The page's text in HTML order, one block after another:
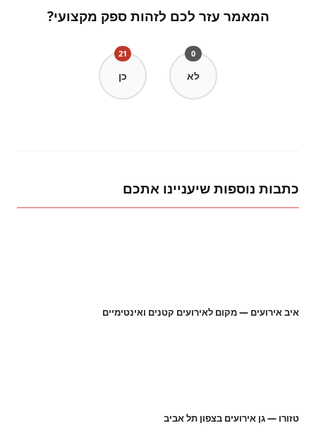
המאמר עזר לכם לזהות ספק מקצועי?
0
לא
21
כן
כתבות נוספות שיעניינו אתכם
איב אירועים — מקום לאירועים קטנים ואינטימיים
טזורו — גן אירועים בצפון תל אביב